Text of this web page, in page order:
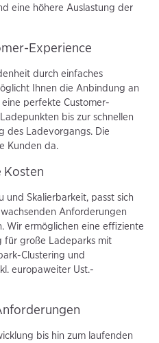
eine höhere Auslastung der
Experience
durch einfaches
Ihnen die Anbindung an
perfekte Customer-
bis zur schnellen
des Ladevorgangs. Die
Kunden da.
Kosten
und Skalierbarkeit, passt sich
Anforderungen
Wir ermöglichen eine effiziente
für große Ladeparks mit
Clustering und
europaweiter Ust.-
bis hin zum laufenden